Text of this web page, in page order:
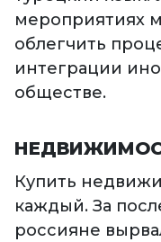
мероприятиях
облегчить
интеграции
обществе.
Купить
каждый. За
россияне